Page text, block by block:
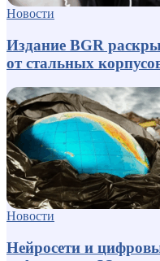
Новости
Издание BGR
от стальных
Новости
Нейросети и